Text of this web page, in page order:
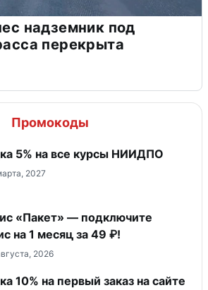
надземник под
перекрыта
Промокоды
5% на все курсы НИИДПО
2027
— подключите
на 1 месяц за 49 ₽!
2026
10% на первый заказ на сайте